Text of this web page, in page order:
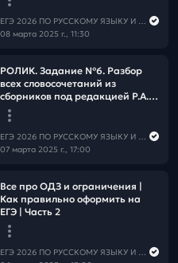
ЕГЭ 2026 ПО РУССКОМУ ЯЗЫКУ И МАТЕМАТИКЕ
08 марта 2025 г., 11:30
РОЛИК. Задание №6. Разбор
всех словосочетаний из
сборников под редакцией Р.А.
Дощинского (36 и 50
вариантов) 2025 года.
ЕГЭ 2026 ПО РУССКОМУ ЯЗЫКУ И МАТЕМАТИКЕ
07 марта 2025 г., 17:00
Все про ОДЗ и ограничения |
Как правильно оформить на
ЕГЭ | Часть 2
ЕГЭ 2026 ПО РУССКОМУ ЯЗЫКУ И МАТЕМАТИКЕ